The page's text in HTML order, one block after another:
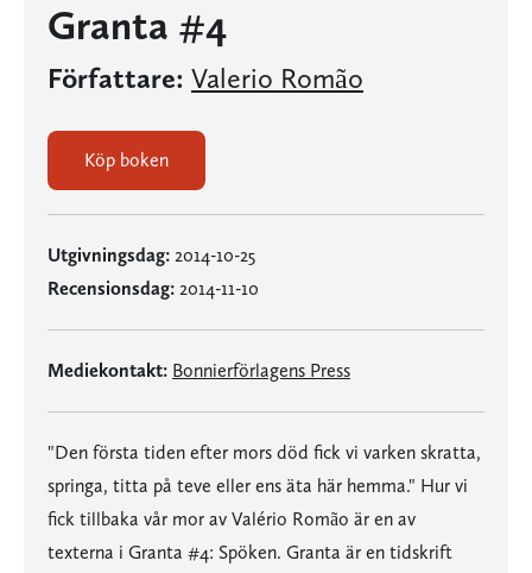
Granta #4
Författare: Valerio Romão
Köp boken
Utgivningsdag: 2014-10-25
Recensionsdag: 2014-11-10
Mediekontakt: Bonnierförlagens Press
"Den första tiden efter mors död fick vi varken skratta,
springa, titta på teve eller ens äta här hemma." Hur vi
fick tillbaka vår mor av Valério Romão är en av
texterna i Granta #4: Spöken. Granta är en tidskrift